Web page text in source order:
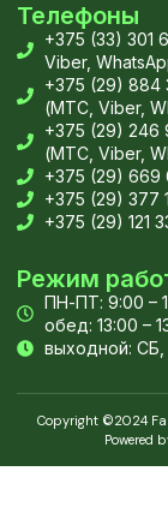
Телефоны
+375 (33) 301
Viber,
+375 (29) 884
(МТС, Viber,
+375 (29) 246
(МТС, Viber,
+375 (29) 669
+375 (29) 377
+375 (29) 121
Режим
ПН-ПТ: 9:00 –
обед: 13:00 –
выходной:
Copyright ©2024
Powered